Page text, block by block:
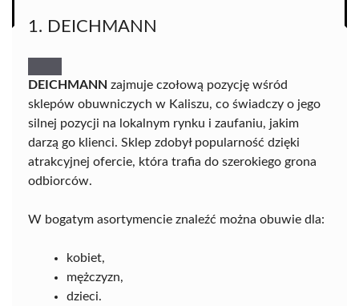
1. DEICHMANN
DEICHMANN zajmuje czołową pozycję wśród
sklepów obuwniczych w Kaliszu, co świadczy o jego
silnej pozycji na lokalnym rynku i zaufaniu, jakim
darzą go klienci. Sklep zdobył popularność dzięki
atrakcyjnej ofercie, która trafia do szerokiego grona
odbiorców.
W bogatym asortymencie znaleźć można obuwie dla:
kobiet,
mężczyzn,
dzieci.